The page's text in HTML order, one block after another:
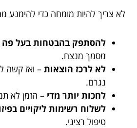
לא צריך להיות מומחה כדי להימנע
להסתפק בהבטחות בעל פה
מסמך מנצח.
לא לרכז הוצאות – ואז קשה
נגרם.
לחכות יותר מדי – הזמן לא
לשלוח רשימות ליקויים
טיפול רציני.